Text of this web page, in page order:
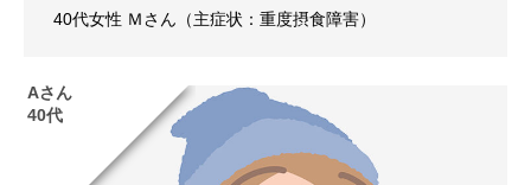
40代女性 Ｍさん（主症状：重度摂食障害）
Aさん
40代